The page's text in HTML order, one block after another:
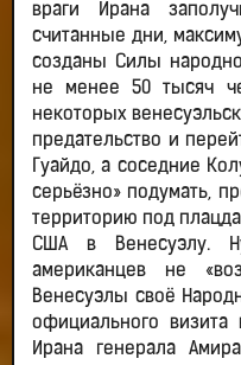
враги Ирана
считанные дни,
созданы Силы
не менее 50 тысяч
некоторых
предательство и
Гуайдо, а соседние
серьёзно» подумать,
территорию под
США в Венесуэлу.
американцев не
Венесуэлы своё
официального
Ирана генерала